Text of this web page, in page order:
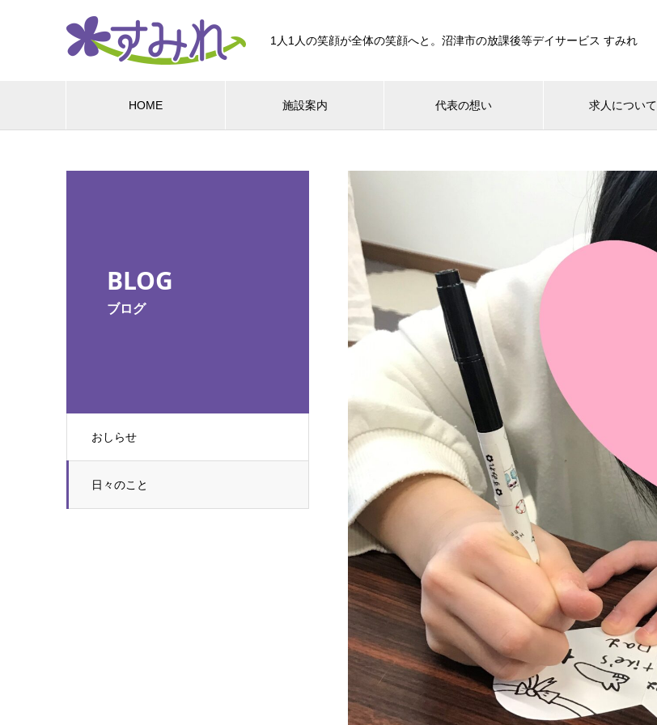
1人1人の笑顔が全体の笑顔へと。沼津市の放課後等デイサービス すみれ
HOME 施設案内 代表の想い 求人について
BLOG
ブログ
おしらせ
日々のこと